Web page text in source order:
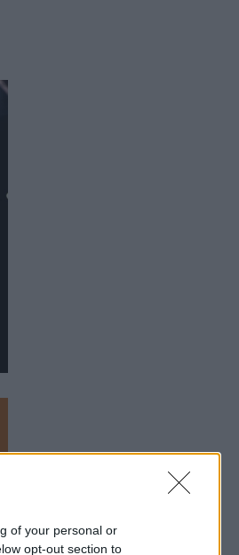
of your personal or
opt-out section to